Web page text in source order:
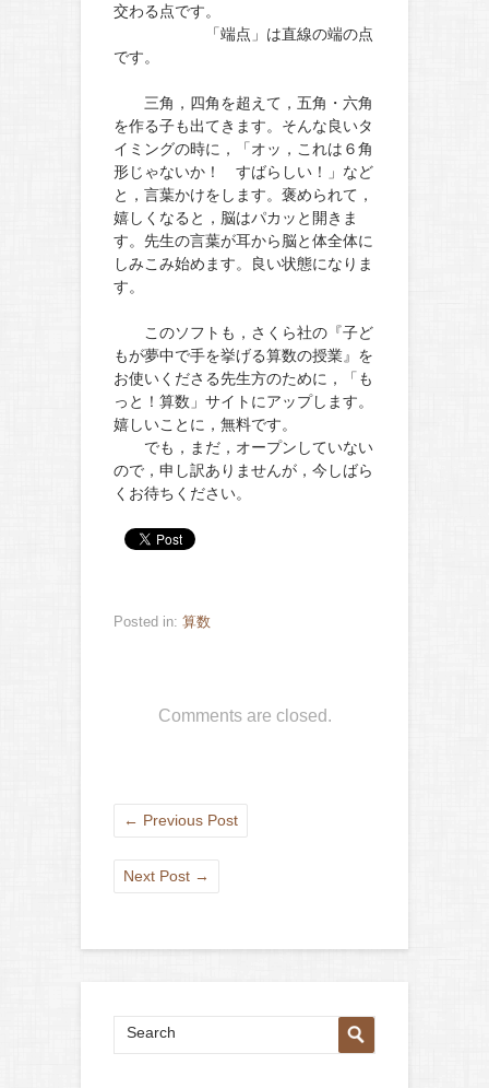
交わる点です。
「端点」は直線の端の点
です。
三角，四角を超えて，五角・六角
を作る子も出てきます。そんな良いタ
イミングの時に，「オッ，これは６角
形じゃないか！ すばらしい！」など
と，言葉かけをします。褒められて，
嬉しくなると，脳はパカッと開きま
す。先生の言葉が耳から脳と体全体に
しみこみ始めます。良い状態になりま
す。
このソフトも，さくら社の『子ど
もが夢中で手を挙げる算数の授業』を
お使いくださる先生方のために，「も
っと！算数」サイトにアップします。
嬉しいことに，無料です。
でも，まだ，オープンしていない
ので，申し訳ありませんが，今しばら
くお待ちください。
Posted in: 算数
Comments are closed.
← Previous Post
Next Post →